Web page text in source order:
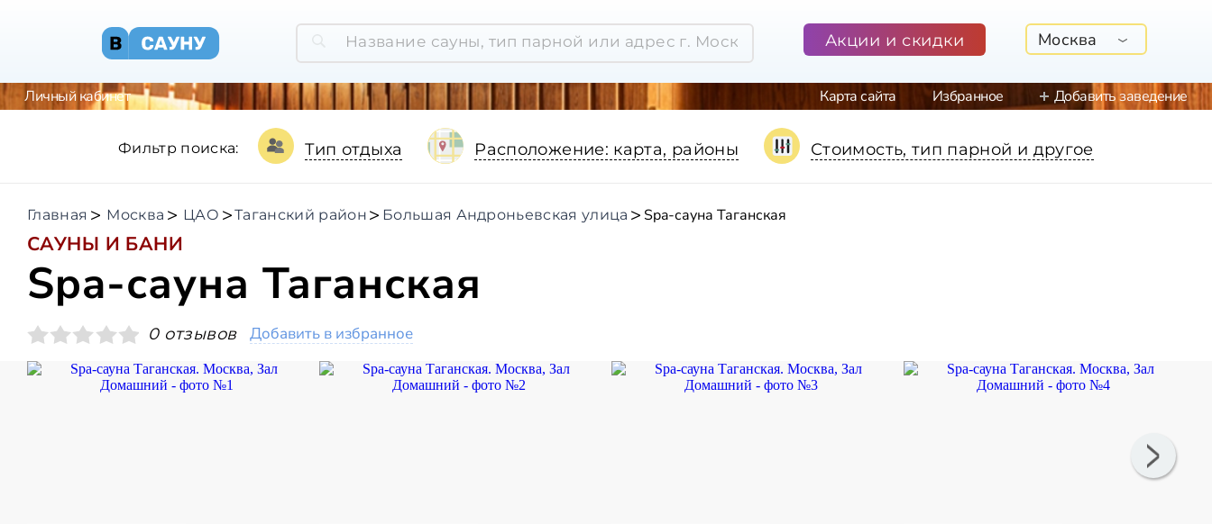
Акции и скидки Москва
Личный кабинет Карта сайта Избранное Добавить заведение
Фильтр поиска: Тип отдыха Расположение: карта, районы Стоимость, тип парной и другое
Главная Москва ЦАО Таганский район Большая Андроньевская улица Spa-сауна Таганская
САУНЫ И БАНИ
Spa-сауна Таганская
0 отзывов Добавить в избранное